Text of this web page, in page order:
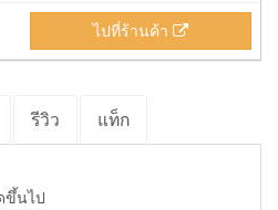
ไปที่ร้านค้า
รีวิว แท็ก
ขึ้นไป